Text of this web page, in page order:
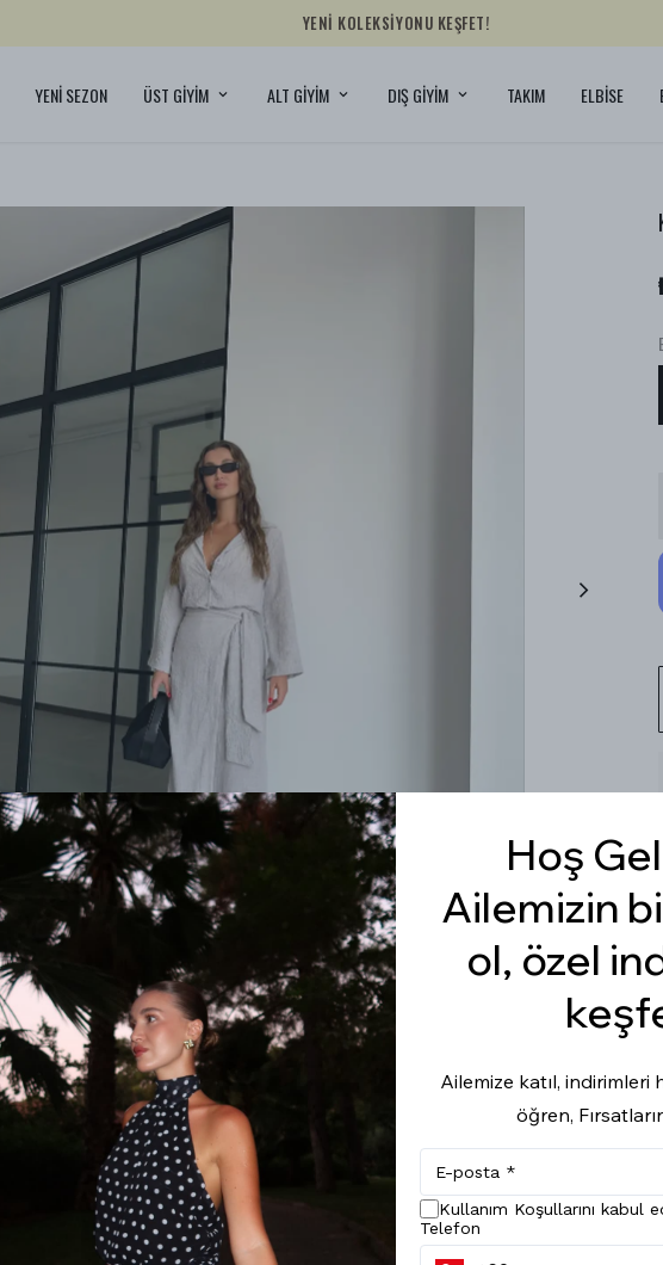
YENİ KOLEKSİYONU KEŞFET!
YENİ SEZON ÜST GİYİM ALT GİYİM DIŞ GİYİM TAKIM ELBİSE
Hoş
Ailemizin
ol, özel
Ailemize katıl, indirimleri
öğren,
Kullanım Koşullarını kabul
Telefon